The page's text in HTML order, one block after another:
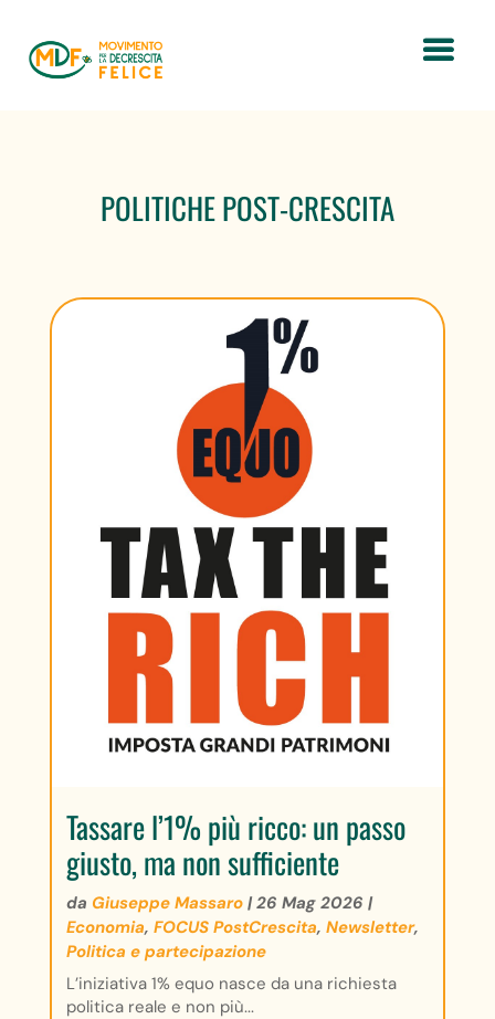
POLITICHE POST-CRESCITA
Tassare l’1% più ricco: un passo
giusto, ma non sufficiente
da Giuseppe Massaro|26 Mag 2026 |
Economia, FOCUS PostCrescita, Newsletter,
Politica e partecipazione
L’iniziativa 1% equo nasce da una richiesta
politica reale e non più...